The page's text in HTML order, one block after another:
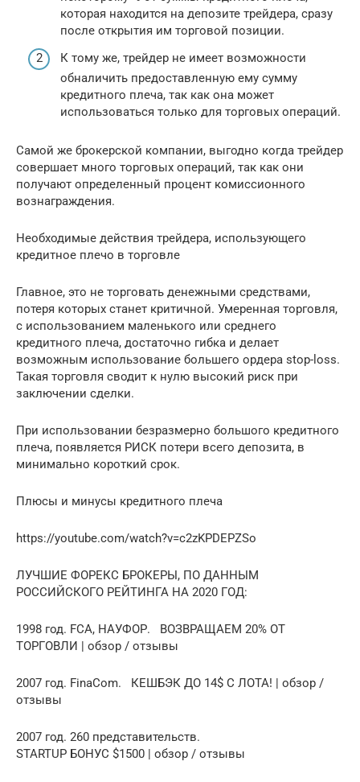
которая находится на депозите трейдера, сразу
после открытия им торговой позиции.
К тому же, трейдер не имеет возможности
обналичить предоставленную ему сумму
кредитного плеча, так как она может
использоваться только для торговых операций.
Самой же брокерской компании, выгодно когда трейдер
совершает много торговых операций, так как они
получают определенный процент комиссионного
вознаграждения.
Необходимые действия трейдера, использующего
кредитное плечо в торговле
Главное, это не торговать денежными средствами,
потеря которых станет критичной. Умеренная торговля,
с использованием маленького или среднего
кредитного плеча, достаточно гибка и делает
возможным использование большего ордера stop-loss.
Такая торговля сводит к нулю высокий риск при
заключении сделки.
При использовании безразмерно большого кредитного
плеча, появляется РИСК потери всего депозита, в
минимально короткий срок.
Плюсы и минусы кредитного плеча
https://youtube.com/watch?v=c2zKPDEPZSo
ЛУЧШИЕ ФОРЕКС БРОКЕРЫ, ПО ДАННЫМ
РОССИЙСКОГО РЕЙТИНГА НА 2020 ГОД:
1998 год. FCA, НАУФОР. ВОЗВРАЩАЕМ 20% ОТ
ТОРГОВЛИ | обзор / отзывы
2007 год. FinaCom. КЕШБЭК ДО 14$ С ЛОТА! | обзор /
отзывы
2007 год. 260 представительств.
STARTUP БОНУС $1500 | обзор / отзывы